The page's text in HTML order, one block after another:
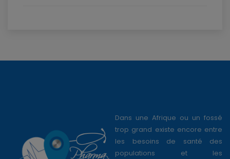
Dans une Afrique ou un fossé
trop grand existe encore entre
les besoins de santé des
populations et les